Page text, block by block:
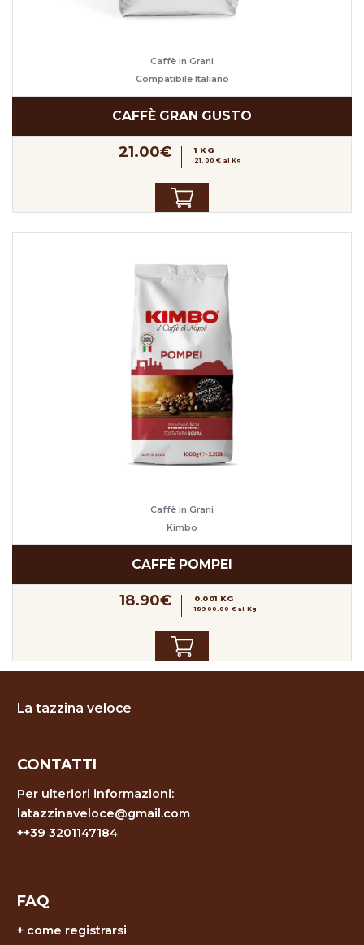
Caffè in Grani
Compatibile Italiano
CAFFÈ GRAN GUSTO
21.00€ 1 KG
21.00 € al Kg
Caffè in Grani
Kimbo
CAFFÈ POMPEI
18.90€ 0.001 KG
18900.00 € al Kg
La tazzina veloce
CONTATTI
Per ulteriori informazioni:
latazzinaveloce@gmail.com
++39 3201147184
FAQ
+ come registrarsi